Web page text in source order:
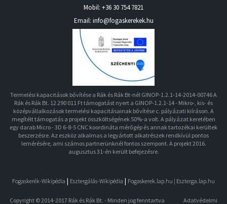
Mobil: +36 30 754 7821
Email: info@fogaskerekek.hu
Termelési kapacitások bővítése a Rák és Rák Bt-nél GINOP-1.2.1-14-2014-00746 A
Rák és Rák Bt. 12 290 011 Ft támogatást nyert a GINOP-1.2.1-14 - Mikro-, kis- és
középvállalkozások termelési kapacitásainak bővítése c. pályázati kiíráson. A
megítélt támogatás a projekt összköltségének 50%-a volt. A pályázat keretében
egy darab Micro - 3D 6-8-5 CNC koordináta mérőgép és annak tartozékai kerültek
beszerzésre. Az eszköz alkalmas a legyártott alkatrészek rendkívül pontos
lemérésére, ami számos partnerünknél fontos szempont. A projekt 2016.
augusztus 31-én került befejezésre.
Fogaskerék-Wikipédia | Esztergálás-Wikipédia | Fogaskerek.lap.hu | Eszterga.lap.hu
Copyright © 2014-2017 Rák és Rák Bt. - Minden jog fenntartva Adatvédelmi